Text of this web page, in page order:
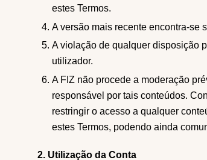
estes Termos.
A versão mais recente encontra-se
A violação de qualquer disposição
utilizador.
A FIZ não procede a moderação
responsável por tais conteúdos.
restringir o acesso a qualquer
estes Termos, podendo ainda
2. Utilização da Conta